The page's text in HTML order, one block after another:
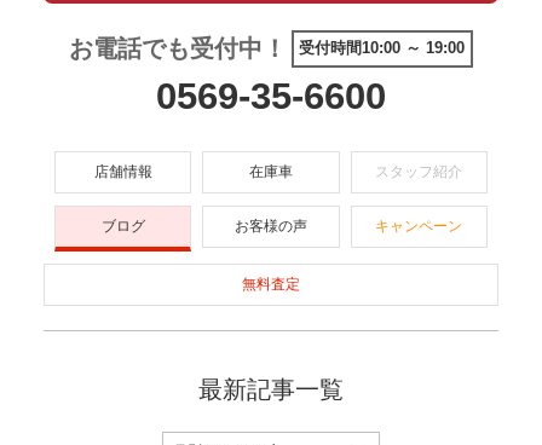
お電話でも受付中！ 受付時間10:00 ～ 19:00
0569-35-6600
店舗情報 在庫車 スタッフ紹介
ブログ お客様の声 キャンペーン
無料査定
最新記事一覧